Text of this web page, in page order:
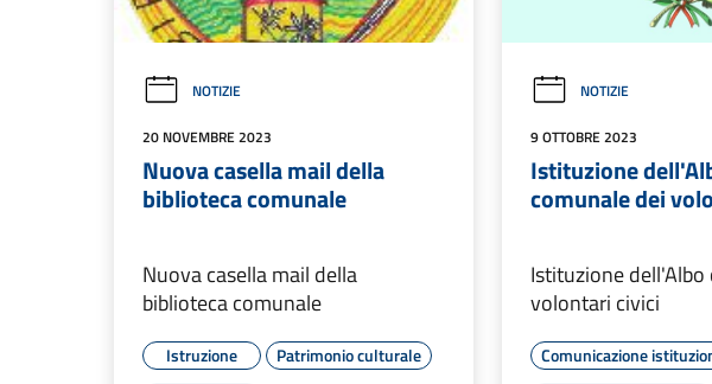
NOTIZIE
20 NOVEMBRE 2023
Nuova casella mail della
biblioteca comunale
Nuova casella mail della
biblioteca comunale
Istruzione
Patrimonio culturale
NOTIZIE
9 OTTOBRE 2023
Istituzione
comunale dei
Istituzione
volontari civici
Comunicazione